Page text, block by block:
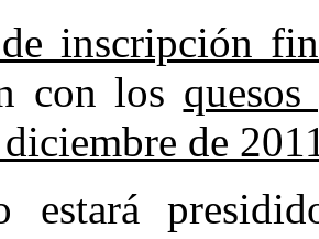
inscripción
con los
de
estará